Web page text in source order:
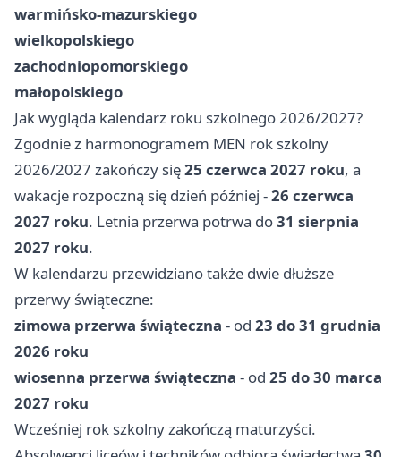
warmińsko-mazurskiego
wielkopolskiego
zachodniopomorskiego
małopolskiego
Jak wygląda kalendarz roku szkolnego 2026/2027?
Zgodnie z harmonogramem MEN rok szkolny
2026/2027 zakończy się25 czerwca 2027 roku, a
wakacje rozpoczną się dzień później -26 czerwca
2027 roku. Letnia przerwa potrwa do31 sierpnia
2027 roku.
W kalendarzu przewidziano także dwie dłuższe
przerwy świąteczne:
zimowa przerwa świąteczna - od 23 do 31 grudnia
2026 roku
wiosenna przerwa świąteczna - od 25 do 30 marca
2027 roku
Wcześniej rok szkolny zakończą maturzyści.